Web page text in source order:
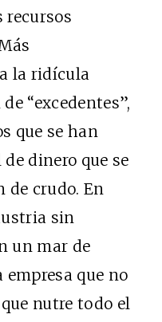
recursos
la ridícula
“excedentes”,
que se han
dinero que se
de crudo. En
sin
un mar de
empresa que no
nutre todo el